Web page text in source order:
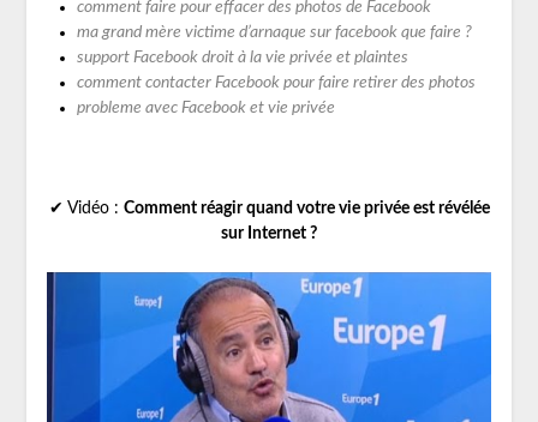
comment faire pour effacer des photos de Facebook
ma grand mère victime d’arnaque sur facebook que faire ?
support Facebook droit à la vie privée et plaintes
comment contacter Facebook pour faire retirer des photos
probleme avec Facebook et vie privée
✔ Vidéo : Comment réagir quand votre vie privée est révélée
sur Internet ?